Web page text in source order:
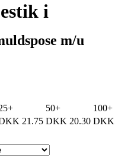
i
m/u
50+
100+
21.75 DKK 20.30 DKK